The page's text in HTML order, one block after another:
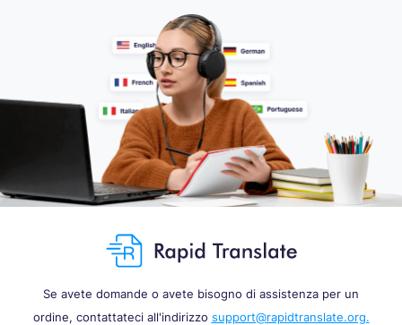
Se avete domande o avete bisogno di assistenza per un
ordine, contattateci all'indirizzo support@rapidtranslate.org.